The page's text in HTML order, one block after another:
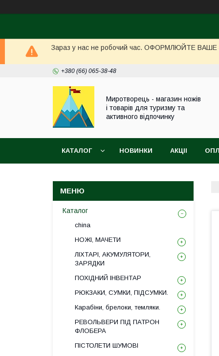
Зараз у нас не робочий час. ОФОРМЛЮЙТЕ ВАШЕ
+380 (66) 065-38-48
Миротворець - магазин ножів
і товарів для туризму та
активного відпочинку
КАТАЛОГ НОВИНКИ АКЦІІ
Каталог
china
НОЖІ, МАЧЕТИ
ЛІХТАРІ, АКУМУЛЯТОРИ,
ЗАРЯДКИ
ПОХІДНИЙ ІНВЕНТАР
РЮКЗАКИ, СУМКИ, ПІДСУМКИ.
Карабіни, брелоки, темляки.
РЕВОЛЬВЕРИ ПІД ПАТРОН
ФЛОБЕРА
ПІСТОЛЕТИ ШУМОВІ